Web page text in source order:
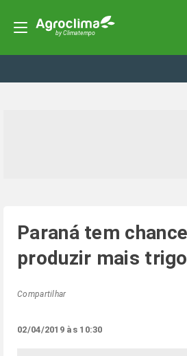
Paraná tem
produzir mais
Compartilhar
02/04/2019 às 10:30